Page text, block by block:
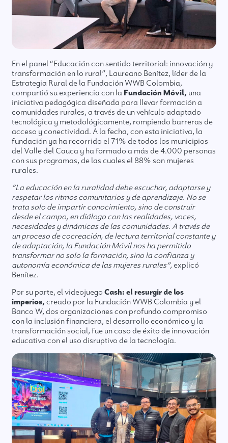
En el panel “Educación con sentido territorial: innovación y
transformación en lo rural”, Laureano Benítez, líder de la
Estrategia Rural de la Fundación WWB Colombia,
compartió su experiencia con la Fundación Móvil, una
iniciativa pedagógica diseñada para llevar formación a
comunidades rurales, a través de un vehículo adaptado
tecnológica y metodológicamente, rompiendo barreras de
acceso y conectividad. A la fecha, con esta iniciativa, la
fundación ya ha recorrido el 71% de todos los municipios
del Valle del Cauca y ha formado a más de 4.000 personas
con sus programas, de las cuales el 88% son mujeres
rurales.
“La educación en la ruralidad debe escuchar, adaptarse y
respetar los ritmos comunitarios y de aprendizaje. No se
trata solo de impartir conocimiento, sino de construir
desde el campo, en diálogo con las realidades, voces,
necesidades y dinámicas de las comunidades. A través de
un proceso de cocreación, de lectura territorial constante y
de adaptación, la Fundación Móvil nos ha permitido
transformar no solo la formación, sino la confianza y
autonomía económica de las mujeres rurales”,explicó
Benítez.
Por su parte, el videojuegoCash: el resurgir de los
imperios, creado por la Fundación WWB Colombia y el
Banco W, dos organizaciones con profundo compromiso
con la inclusión financiera, el desarrollo económico y la
transformación social, fue un caso de éxito de innovación
educativa con el uso disruptivo de la tecnología.